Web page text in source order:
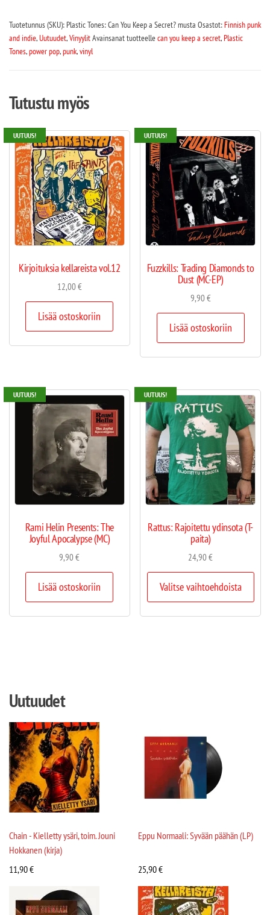
Tuotetunnus (SKU): Plastic Tones: Can You Keep a Secret? musta Osastot:Finnish punk
and indie,Uutuudet,VinyylitAvainsanat tuotteellecan you keep a secret,Plastic
Tones,power pop,punk,vinyl
Tutustu myös
UUTUUS!
Kirjoituksia kellareista vol.12
12,00€
Lisää ostoskoriin
UUTUUS!
Fuzzkills: Trading Diamonds to
Dust (MC-EP)
9,90€
Lisää ostoskoriin
UUTUUS!
Rami Helin Presents: The
Joyful Apocalypse (MC)
9,90€
Lisää ostoskoriin
UUTUUS!
Rattus: Rajoitettu ydinsota (T-
paita)
24,90€
Valitse vaihtoehdoista
Uutuudet
Chain - Kielletty ysäri, toim. Jouni
Hokkanen (kirja)
11,90€
Eppu Normaali: Syvään päähän (LP)
25,90€